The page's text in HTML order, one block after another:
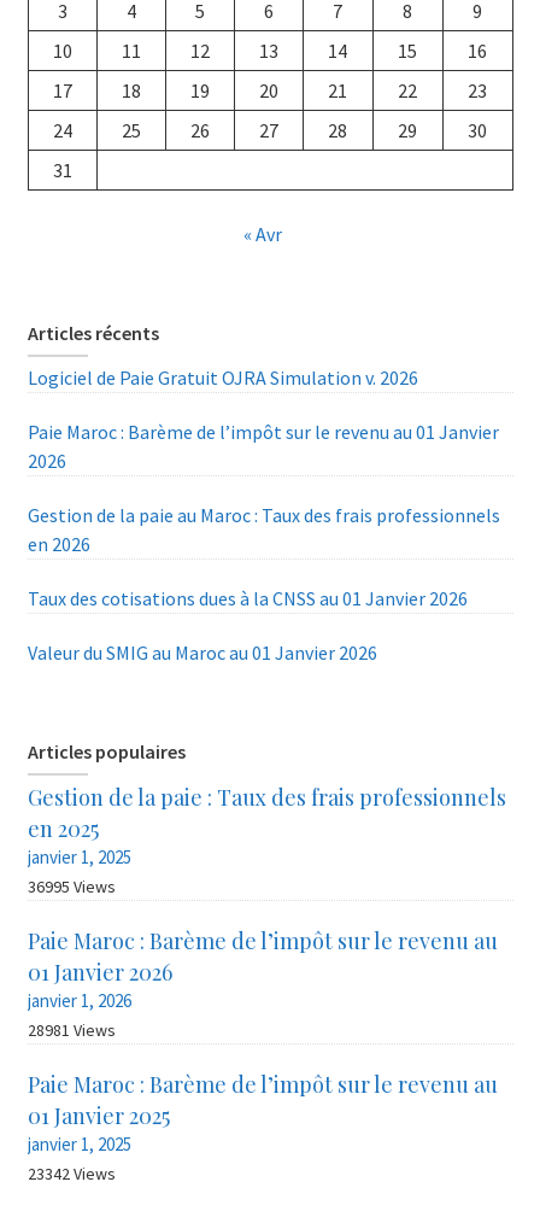
3 4 5 6 7 8
9
10
11 12 13 14 15
16
17
18 19 20 21 22
23
24
25 26 27 28 29
30
31
« Avr
Articles récents
Logiciel de Paie Gratuit OJRA Simulation v. 2026
Paie Maroc : Barème de l’impôt sur le revenu au 01 Janvier
2026
Gestion de la paie au Maroc : Taux des frais professionnels
en 2026
Taux des cotisations dues à la CNSS au 01 Janvier 2026
Valeur du SMIG au Maroc au 01 Janvier 2026
Articles populaires
Gestion de la paie : Taux des frais professionnels
en 2025
janvier 1, 2025
36995 Views
Paie Maroc : Barème de l’impôt sur le revenu au
01 Janvier 2026
janvier 1, 2026
28981 Views
Paie Maroc : Barème de l’impôt sur le revenu au
01 Janvier 2025
janvier 1, 2025
23342 Views